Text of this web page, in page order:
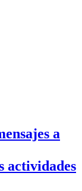
a
actividades